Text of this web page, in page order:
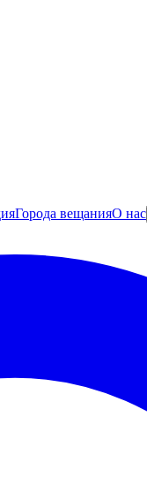
Города вещанияО нас